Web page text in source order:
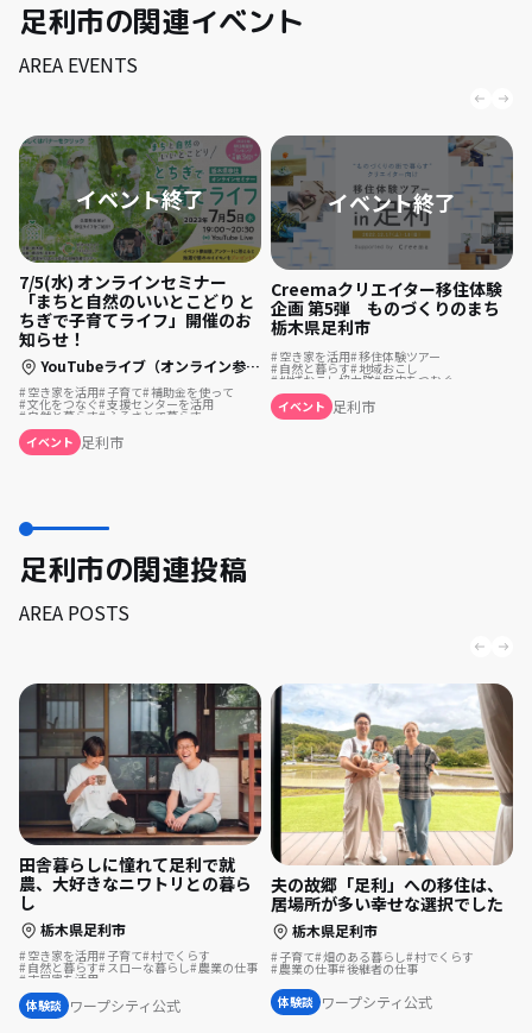
足利市の関連イベント
AREA EVENTS
7/5(水) オンラインセミナー
「まちと自然のいいとこどり と
ちぎで子育てライフ」開催のお
知らせ！
YouTubeライブ（オンライン参加）
空き家を活用 子育て 補助金を使って
文化をつなぐ 支援センターを活用
自然と暮らす ふるさとで暮らす
イベント 足利市
Creemaクリエイター移住体験
企画 第5弾 ものづくりのまち
栃木県足利市
空き家を活用 移住体験ツアー
自然と暮らす 地域おこし
地域おこし協力隊 歴史をつむぐ
ものづくり
イベント 足利市
足利市の関連投稿
AREA POSTS
田舎暮らしに憧れて足利で就
農、大好きなニワトリとの暮ら
し
栃木県足利市
空き家を活用 子育て 村でくらす
自然と暮らす スローな暮らし 農業の仕事
古民家を活用
リノベーション・リフォームして
体験談 ワープシティ公式
夫の故郷「足利」への移住は、
居場所が多い幸せな選択でした
栃木県足利市
子育て 畑のある暮らし 村でくらす
農業の仕事 後継者の仕事
体験談 ワープシティ公式